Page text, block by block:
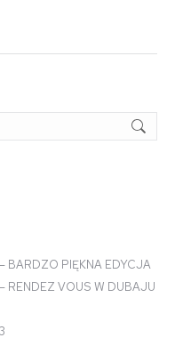
BARDZO PIĘKNA EDYCJA
RENDEZ VOUS W DUBAJU